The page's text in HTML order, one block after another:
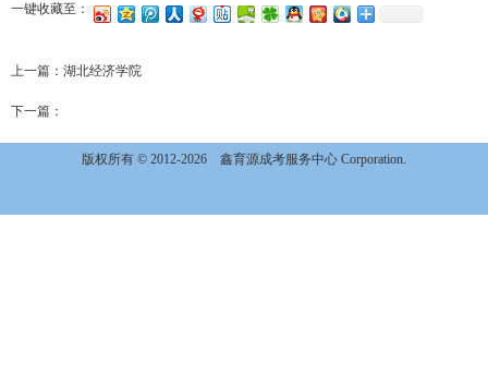
一键收藏至：
上一篇： 湖北经济学院
下一篇：
版权所有 © 2012-2026 鑫育源成考服务中心 Corporation.